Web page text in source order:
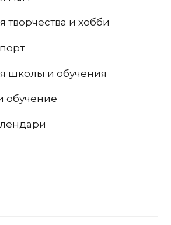
творчества и хобби
школы и обучения
обучение